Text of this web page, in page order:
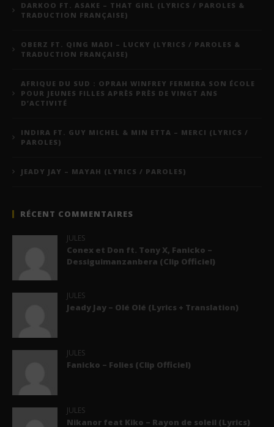
DARKOO FT. ASAKE – THAT GIRL (LYRICS / PAROLES &
TRADUCTION FRANÇAISE)
OBERZ FT. QING MADI – LUCKY (LYRICS / PAROLES &
TRADUCTION FRANÇAISE)
AFRIQUE DU SUD : OPRAH WINFREY FERMERA SON ÉCOLE
POUR JEUNES FILLES APRÈS PRÈS DE VINGT ANS
D’ACTIVITÉ
INDIRA FT. GUY MICHEL & MIN ETTA – MERCI (LYRICS /
PAROLES)
JEADY JAY – MAYAH (LYRICS / PAROLES)
RÉCENT COMMENTAIRES
JULES
Conex et Don ft. Tony X, Fanicko –
Dessiguimanzanbera (Clip Officiel)
JULES
Jeady Jay – Olé Olé (Lyrics + Translation)
JULES
Fanicko – Folies (Clip Officiel)
JULES
Nikanor feat Kiko – Rayon de soleil (Lyrics)